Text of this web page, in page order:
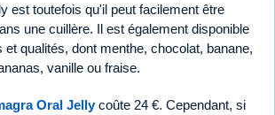
est toutefois qu'il peut facilement être
une cuillère. Il est également disponible
et qualités, dont menthe, chocolat, banane,
vanille ou fraise.
Oral Jellycoûte 24 €. Cependant, si